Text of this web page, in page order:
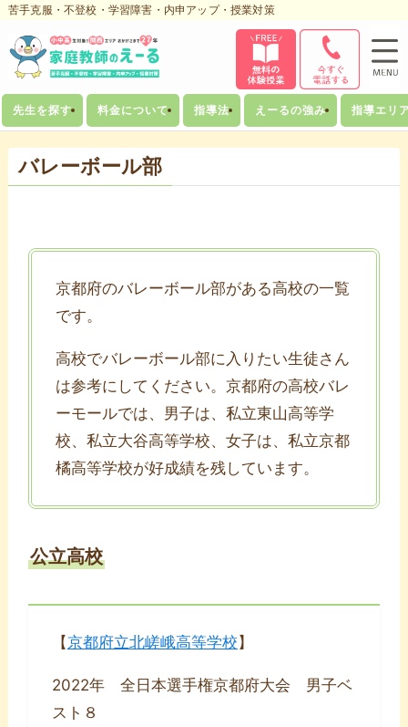
苦手克服・不登校・学習障害・内申アップ・授業対策
先生を探す 料金について 指導法 えーるの強み 指導エリ
バレーボール部
京都府のバレーボール部がある高校の一覧
です。
高校でバレーボール部に入りたい生徒さん
は参考にしてください。京都府の高校バレ
ーモールでは、男子は、私立東山高等学
校、私立大谷高等学校、女子は、私立京都
橘高等学校が好成績を残しています。
公立高校
【京都府立北嵯峨高等学校 】
2022年 全日本選手権京都府大会 男子ベ
スト８